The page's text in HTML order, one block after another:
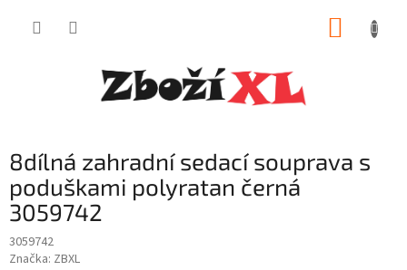
8dílná zahradní sedací souprava s
poduškami polyratan černá
3059742
3059742
Značka: ZBXL